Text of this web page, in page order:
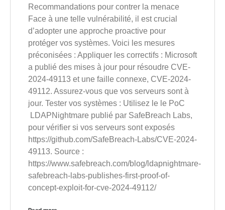
Recommandations pour contrer la menace
Face à une telle vulnérabilité, il est crucial
d’adopter une approche proactive pour
protéger vos systèmes. Voici les mesures
préconisées : Appliquer les correctifs : Microsoft
a publié des mises à jour pour résoudre CVE-
2024-49113 et une faille connexe, CVE-2024-
49112. Assurez-vous que vos serveurs sont à
jour. Tester vos systèmes : Utilisez le le PoC
LDAPNightmare publié par SafeBreach Labs,
pour vérifier si vos serveurs sont exposés
https://github.com/SafeBreach-Labs/CVE-2024-
49113. Source :
https://www.safebreach.com/blog/ldapnightmare-
safebreach-labs-publishes-first-proof-of-
concept-exploit-for-cve-2024-49112/